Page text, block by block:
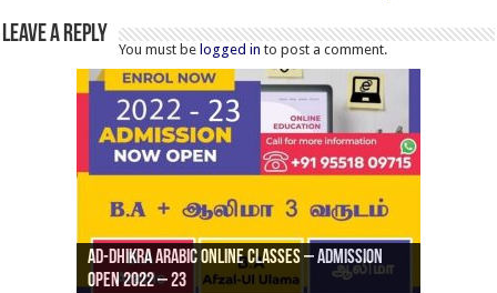
Leave a Reply
You must be logged in to post a comment.
Ad-Dhikra Arabic Online Classes – Admission
Open 2022 – 23
Ad-Dhikra Arabic Online Classes – BA Arabic
AD DHIKRA ARABIC COLLEGE ADMISSION
ரியாத் ஜும்ஆ தமிழாக்கம், Jamia Al Hajiri
Masjid (Kuwait Masjid), Malaz, Riyadh